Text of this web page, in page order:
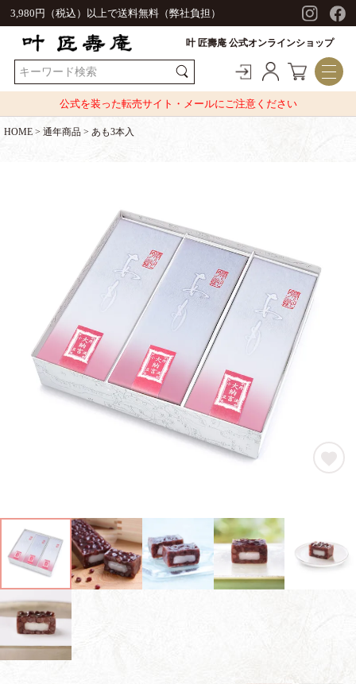
3,980円（税込）以上で送料無料（弊社負担）
叶 匠壽庵 公式オンラインショップ
公式を装った転売サイト・メールにご注意ください
HOME 通年商品 あも3本入